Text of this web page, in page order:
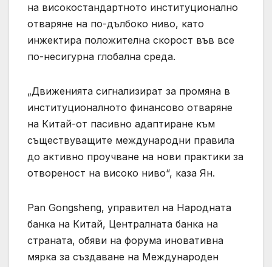
на високостандартното институционално
отваряне на по-дълбоко ниво, като
инжектира положителна скорост във все
по-несигурна глобална среда.
„Движенията сигнализират за промяна в
институционалното финансово отваряне
на Китай-от пасивно адаптиране към
съществуващите международни правила
до активно проучване на нови практики за
отвореност на високо ниво“, каза Ян.
Pan Gongsheng, управител на Народната
банка на Китай, Централната банка на
страната, обяви на форума иновативна
мярка за създаване на Международен